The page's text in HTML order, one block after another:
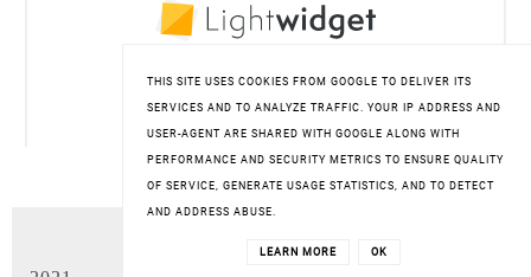
THIS SITE USES COOKIES FROM GOOGLE TO DELIVER ITS
SERVICES AND TO ANALYZE TRAFFIC. YOUR IP ADDRESS AND
USER-AGENT ARE SHARED WITH GOOGLE ALONG WITH
PERFORMANCE AND SECURITY METRICS TO ENSURE QUALITY
OF SERVICE, GENERATE USAGE STATISTICS, AND TO DETECT
AND ADDRESS ABUSE.
LEARN MORE OK